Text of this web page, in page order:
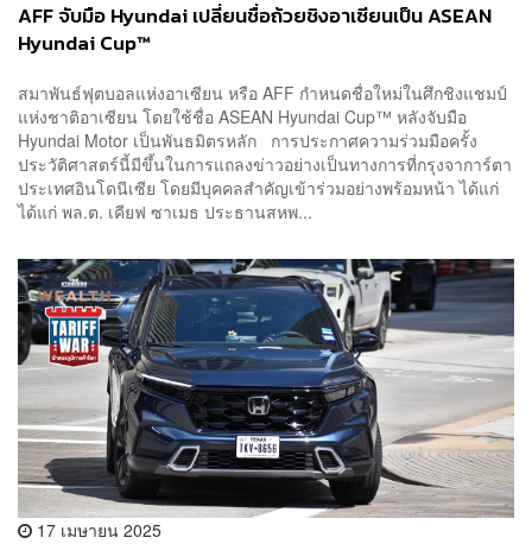
AFF จับมือ Hyundai เปลี่ยนชื่อถ้วยชิงอาเซียนเป็น ASEAN
Hyundai Cup™
สมาพันธ์ฟุตบอลแห่งอาเซียน หรือ AFF กำหนดชื่อใหม่ในศึกชิงแชมป์
แห่งชาติอาเซียน โดยใช้ชื่อ ASEAN Hyundai Cup™ หลังจับมือ
Hyundai Motor เป็นพันธมิตรหลัก การประกาศความร่วมมือครั้ง
ประวัติศาสตร์นี้มีขึ้นในการแถลงข่าวอย่างเป็นทางการที่กรุงจาการ์ตา
ประเทศอินโดนีเซีย โดยมีบุคคลสำคัญเข้าร่วมอย่างพร้อมหน้า ได้แก่
ได้แก่ พล.ต. เคียฟ ซาเมธ ประธานสหพ...
17 เมษายน 2025